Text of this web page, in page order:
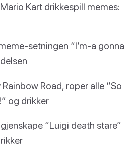
Kart drikkespill memes:
setningen “I’m-a gonna
Road, roper alle “So
og drikker
“Luigi death stare”